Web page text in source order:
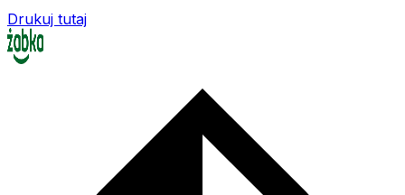
Drukuj tutaj